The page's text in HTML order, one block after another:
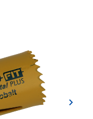
keyboard_arrow_right